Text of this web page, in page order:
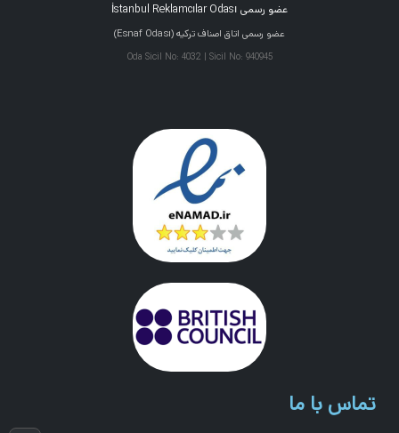
عضو رسمی İstanbul Reklamcılar Odası
عضو رسمی اتاق اصناف ترکیه (Esnaf Odası)
Oda Sicil No: 4032 | Sicil No: 940945
تماس با ما